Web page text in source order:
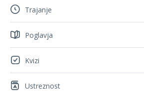
Trajanje
Poglavja
Kvizi
Ustreznost